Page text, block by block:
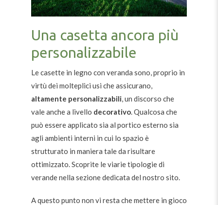
Una casetta ancora più
personalizzabile
Le casette in legno con veranda sono, proprio in
virtù dei molteplici usi che assicurano,
altamente personalizzabili, un discorso che
vale anche a livello decorativo. Qualcosa che
può essere applicato sia al portico esterno sia
agli ambienti interni in cui lo spazio è
strutturato in maniera tale da risultare
ottimizzato. Scoprite le viarie tipologie di
verande nella sezione dedicata del nostro sito.
A questo punto non vi resta che mettere in gioco